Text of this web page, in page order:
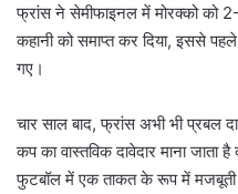
फ्रांस ने सेमीफाइनल में मोरक्को को
कहानी को समाप्त कर दिया, इससे
गए।
चार साल बाद, फ्रांस अभी भी प्रबल
कप का वास्तविक दावेदार माना
फुटबॉल में एक ताकत के रूप में मजबूती